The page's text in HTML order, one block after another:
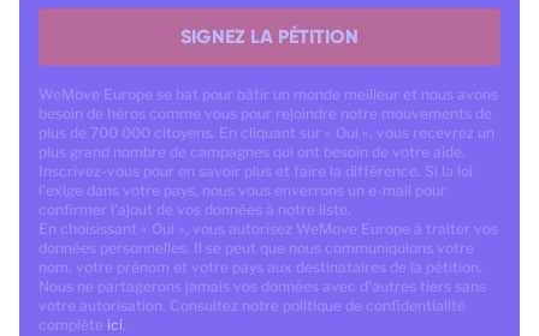
SIGNEZ LA PÉTITION
WeMove Europe se bat pour bâtir un monde meilleur et nous avons
besoin de héros comme vous pour rejoindre notre mouvements de
plus de 700 000 citoyens. En cliquant sur « Oui », vous recevrez un
plus grand nombre de campagnes qui ont besoin de votre aide.
Inscrivez-vous pour en savoir plus et faire la différence. Si la loi
l'exige dans votre pays, nous vous enverrons un e-mail pour
confirmer l'ajout de vos données à notre liste.
En choisissant « Oui », vous autorisez WeMove Europe à traiter vos
données personnelles. Il se peut que nous communiquions votre
nom, votre prénom et votre pays aux destinataires de la pétition.
Nous ne partagerons jamais vos données avec d'autres tiers sans
votre autorisation. Consultez notre politique de confidentialité
complète ici.